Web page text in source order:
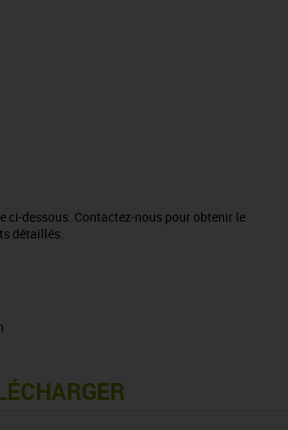
ci-dessous. Contactez-nous pour obtenir le
détaillés.